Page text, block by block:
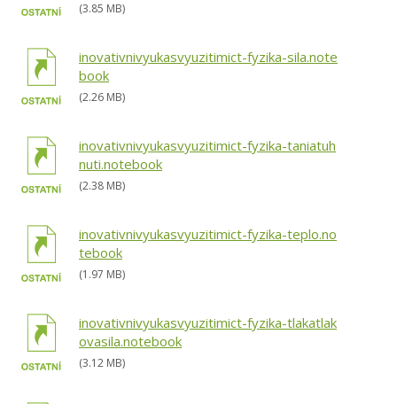
(3.85 MB)
inovativnivyukasvyuzitimict-fyzika-sila.note
book
(2.26 MB)
inovativnivyukasvyuzitimict-fyzika-taniatuh
nuti.notebook
(2.38 MB)
inovativnivyukasvyuzitimict-fyzika-teplo.no
tebook
(1.97 MB)
inovativnivyukasvyuzitimict-fyzika-tlakatlak
ovasila.notebook
(3.12 MB)